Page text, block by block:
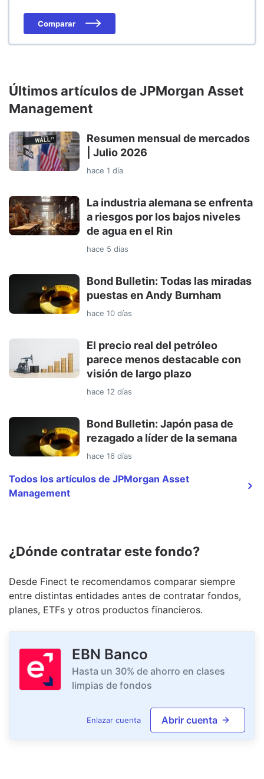
Comparar
Últimos artículos de JPMorgan Asset
Management
Resumen mensual de mercados
| Julio 2026
hace 1 día
La industria alemana se enfrenta
a riesgos por los bajos niveles
de agua en el Rin
hace 5 días
Bond Bulletin: Todas las miradas
puestas en Andy Burnham
hace 10 días
El precio real del petróleo
parece menos destacable con
visión de largo plazo
hace 12 días
Bond Bulletin: Japón pasa de
rezagado a líder de la semana
hace 16 días
Todos los artículos de JPMorgan Asset
Management
¿Dónde contratar este fondo?
Desde Finect te recomendamos comparar siempre
entre distintas entidades antes de contratar fondos,
planes, ETFs y otros productos financieros.
EBN Banco
Hasta un 30% de ahorro en clases
limpias de fondos
Enlazar cuenta Abrir cuenta